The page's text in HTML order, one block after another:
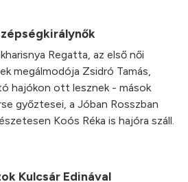
Regatta, az első női
megálmodója Zsidró Tamás,
hajókon ott lesznek - mások
győztesei, a Jóban Rosszban
Koós Réka is hajóra száll.
Kulcsár Edinával